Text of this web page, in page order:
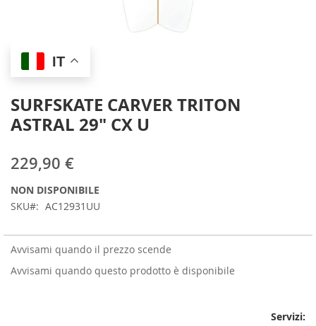
IT
SURFSKATE CARVER TRITON
ASTRAL 29" CX U
229,90 €
NON DISPONIBILE
SKU
AC12931UU
Avvisami quando il prezzo scende
Avvisami quando questo prodotto è disponibile
Servizi:
Skip
the
of
the